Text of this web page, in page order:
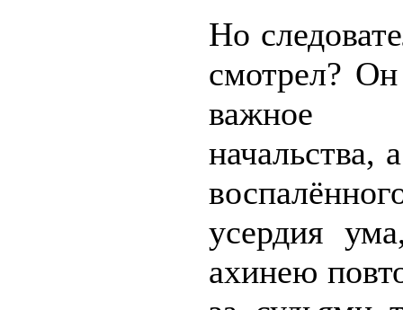
Но
смотрел?
важное
начальства,
усердия
ахинею